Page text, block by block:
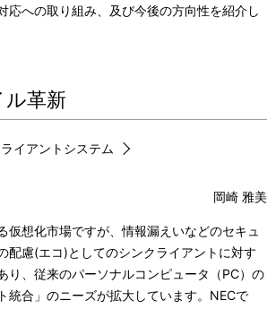
応への取り組み、及び今後の方向性を紹介し
ル革新
イアントシステム
岡崎 雅美
仮想化市場ですが、情報漏えいなどのセキュ
配慮(エコ)としてのシンクライアントに対す
り、従来のパーソナルコンピュータ（PC）の
統合」のニーズが拡大しています。NECで